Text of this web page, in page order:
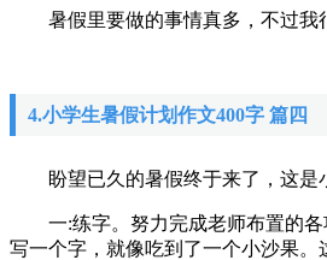
暑假里要做的事情真多，不过我很
4.小学生暑假计划作文400字 篇四
盼望已久的暑假终于来了，这是小
一:练字。努力完成老师布置的各
写一个字，就像吃到了一个小沙果。